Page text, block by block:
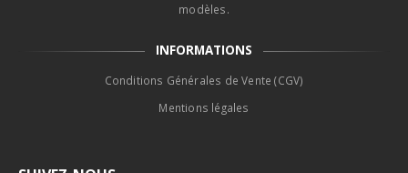
modèles.
INFORMATIONS
Conditions Générales de Vente (CGV)
Mentions légales